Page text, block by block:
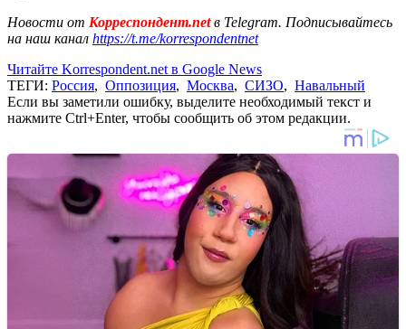
Новости от Корреспондент.netв Telegram. Подписывайтесь
на наш канал https://t.me/korrespondentnet
Читайте Korrespondent.net в Google News
ТЕГИ: Россия, Оппозиция, Москва, СИЗО, Навальный
Если вы заметили ошибку, выделите необходимый текст и
нажмите Ctrl+Enter, чтобы сообщить об этом редакции.